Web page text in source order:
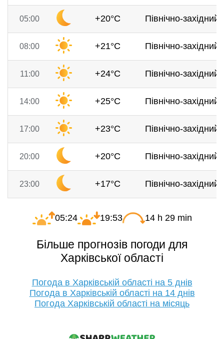
05:00 +20°C Північно-
08:00 +21°C Північно-
11:00 +24°C Північно-
14:00 +25°C Північно-
17:00 +23°C Північно-
20:00 +20°C Північно-
23:00 +17°C Північно-
05:24 19:53 14 h 29 min
Більше прогнозів погоди для
Харківської області
Погода в Харківській області на 5 днів
Погода в Харківській області на 14 днів
Погода Харківській області на місяць